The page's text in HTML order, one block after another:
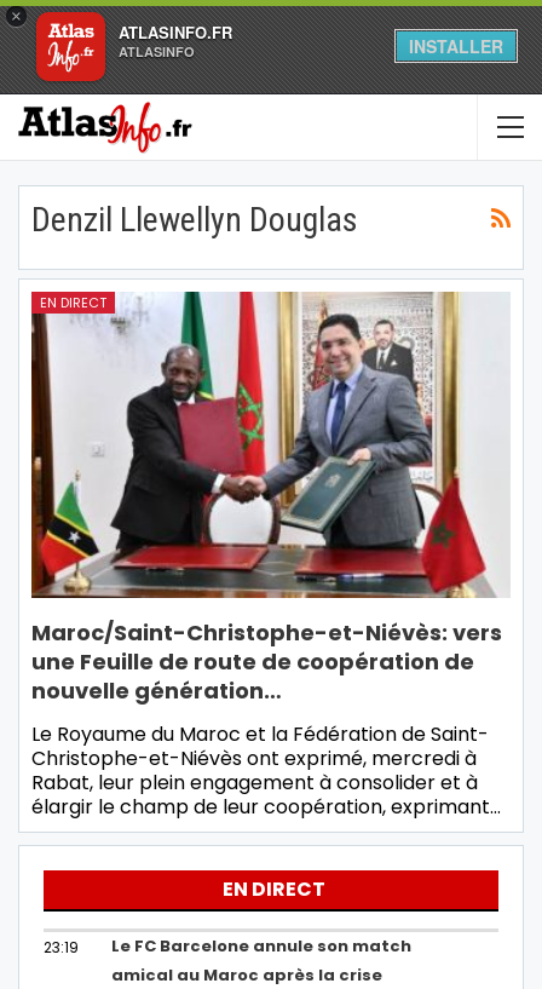
×
ATLASINFO.FR
ATLASINFO INSTALLER
Denzil Llewellyn Douglas
EN DIRECT
Maroc/Saint-Christophe-et-Niévès: vers
une Feuille de route de coopération de
nouvelle génération…
Le Royaume du Maroc et la Fédération de Saint-
Christophe-et-Niévès ont exprimé, mercredi à
Rabat, leur plein engagement à consolider et à
élargir le champ de leur coopération, exprimant…
EN DIRECT
23:19
Le FC Barcelone annule son match
amical au Maroc après la crise